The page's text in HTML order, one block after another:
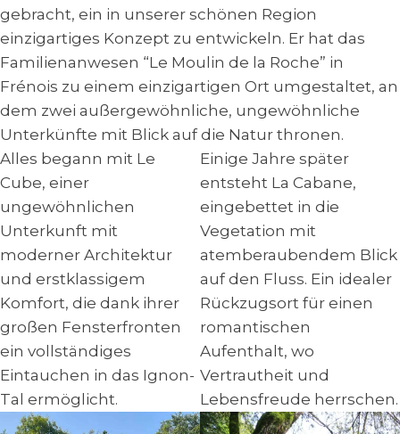
gebracht, ein in unserer schönen Region
einzigartiges Konzept zu entwickeln. Er hat das
Familienanwesen “Le Moulin de la Roche” in
Frénois zu einem einzigartigen Ort umgestaltet, an
dem zwei außergewöhnliche, ungewöhnliche
Unterkünfte mit Blick auf die Natur thronen.
Alles begann mit Le
Cube, einer
ungewöhnlichen
Unterkunft mit
moderner Architektur
und erstklassigem
Komfort, die dank ihrer
großen Fensterfronten
ein vollständiges
Eintauchen in das Ignon-
Tal ermöglicht.
Einige Jahre später
entsteht La Cabane,
eingebettet in die
Vegetation mit
atemberaubendem Blick
auf den Fluss. Ein idealer
Rückzugsort für einen
romantischen
Aufenthalt, wo
Vertrautheit und
Lebensfreude herrschen.